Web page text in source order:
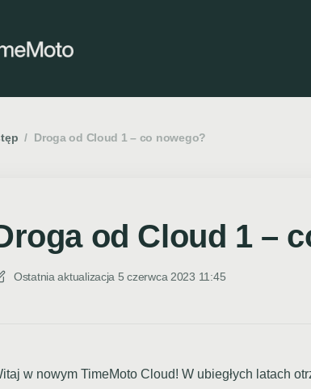
/ Droga od Cloud 1 – co nowego?
od Cloud 1 –
Ostatnia aktualizacja 5 czerwca 2023 11:45
w nowym TimeMoto Cloud! W ubiegłych latach